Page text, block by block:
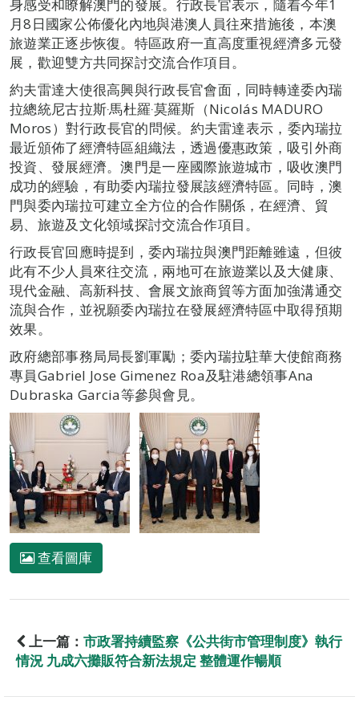
身感受和瞭解澳門的發展。行政長官表示，隨着今年1
月8日國家公佈優化內地與港澳人員往來措施後，本澳
旅遊業正逐步恢復。特區政府一直高度重視經濟多元發
展，歡迎雙方共同探討交流合作項目。
約夫雷達大使很高興與行政長官會面，同時轉達委內瑞
拉總統尼古拉斯‧馬杜羅‧莫羅斯（Nicolás MADURO
Moros）對行政長官的問候。約夫雷達表示，委內瑞拉
最近頒佈了經濟特區組織法，透過優惠政策，吸引外商
投資、發展經濟。澳門是一座國際旅遊城市，吸收澳門
成功的經驗，有助委內瑞拉發展該經濟特區。同時，澳
門與委內瑞拉可建立全方位的合作關係，在經濟、貿
易、旅遊及文化領域探討交流合作項目。
行政長官回應時提到，委內瑞拉與澳門距離雖遠，但彼
此有不少人員來往交流，兩地可在旅遊業以及大健康、
現代金融、高新科技、會展文旅商貿等方面加強溝通交
流與合作，並祝願委內瑞拉在發展經濟特區中取得預期
效果。
政府總部事務局局長劉軍勵；委內瑞拉駐華大使館商務
專員Gabriel Jose Gimenez Roa及駐港總領事Ana
Dubraska Garcia等參與會見。
查看圖庫
上一篇： 市政署持續監察《公共街市管理制度》執行
情況 九成六攤販符合新法規定 整體運作暢順